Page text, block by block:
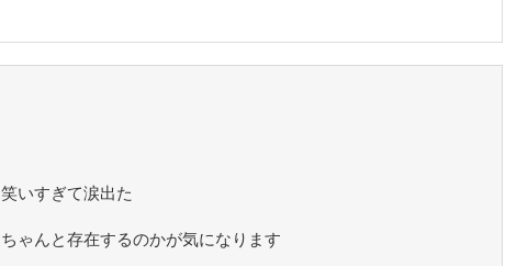
いすぎて涙出た
ゃんと存在するのかが気になります